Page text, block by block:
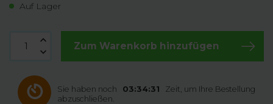
Auf Lager
Zum Warenkorb hinzufügen
Sie haben noch 03:34:30
Zeit, um Ihre
Bestellung abzuschließen.